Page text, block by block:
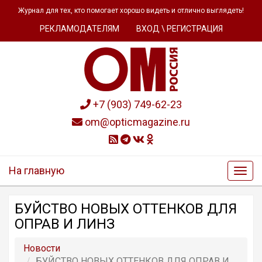
Журнал для тех, кто помогает хорошо видеть и отлично выглядеть!
РЕКЛАМОДАТЕЛЯМ ВХОД \ РЕГИСТРАЦИЯ
+7 (903) 749-62-23
om@opticmagazine.ru
На главную
БУЙСТВО НОВЫХ ОТТЕНКОВ ДЛЯ
ОПРАВ И ЛИНЗ
Новости